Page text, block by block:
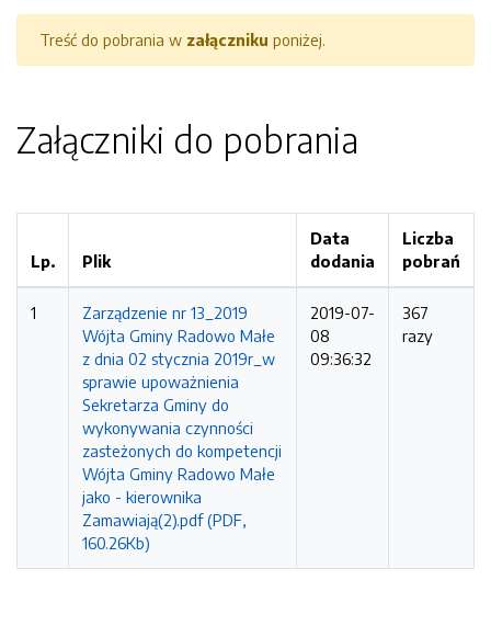
Treść do pobrania w załączniku poniżej.
Załączniki do pobrania
Lp. Plik
Data
dodania
Liczba
pobrań
1
Zarządzenie nr 13_2019
Wójta Gminy Radowo Małe
z dnia 02 stycznia 2019r_w
sprawie upoważnienia
Sekretarza Gminy do
wykonywania czynności
zasteżonych do kompetencji
Wójta Gminy Radowo Małe
jako - kierownika
Zamawiają(2).pdf (PDF,
160.26Kb)
2019-07-
08
09:36:32
367
razy